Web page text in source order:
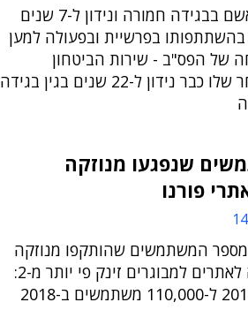
גיאורגי פומצ'נקוב נמצא אשם בבגידה חמורה ונידון ל-7 שנים
בפרשיית ובפעולה למען
של הפס"ב - שירות הביטחון
הפדרלי הרוסי - שבכיר אחר שלו כבר נידון ל-22 שנים בגין בגידה
שנפגעו מנוזקה
פורנו
המשתמשים שהותקפו מנוזקה
שנועדה לגנוב פרטי גישה לאתרים למבוגרים זינק פי יותר מ-2: